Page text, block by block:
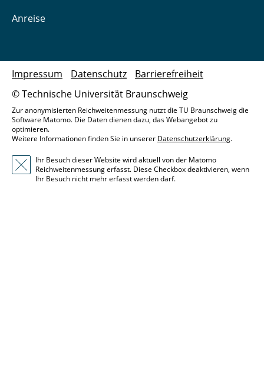
Anreise
© Technische Universität Braunschweig
Impressum Datenschutz Barrierefreiheit
Zur anonymisierten Reichweitenmessung nutzt die TU Braunschweig die
Software Matomo. Die Daten dienen dazu, das Webangebot zu
optimieren.
Weitere Informationen finden Sie in unserer Datenschutzerklärung.
Ihr Besuch dieser Website wird aktuell von der Matomo
Reichweitenmessung erfasst. Diese Checkbox deaktivieren, wenn
Ihr Besuch nicht mehr erfasst werden darf.